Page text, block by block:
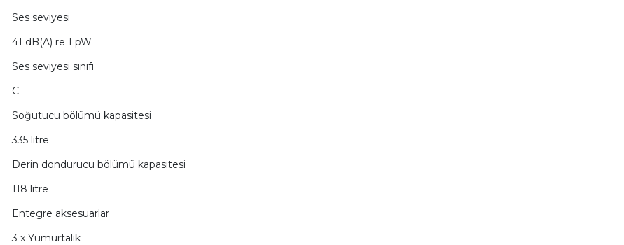
Ses seviyesi
41 dB(A) re 1 pW
Ses seviyesi sınıfı
C
Soğutucu bölümü kapasitesi
335 litre
Derin dondurucu bölümü kapasitesi
118 litre
Entegre aksesuarlar
3 x Yumurtalık